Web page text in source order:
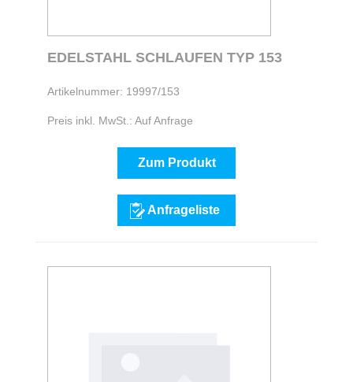
EDELSTAHL SCHLAUFEN TYP 153
Artikelnummer: 19997/153
Preis inkl. MwSt.: Auf Anfrage
Zum Produkt
Anfrageliste